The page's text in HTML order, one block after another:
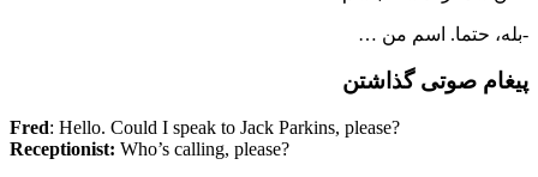
-بله، حتما. اسم من …
پیغام صوتی گذاشتن
Fred: Hello. Could I speak to Jack Parkins, please?
Receptionist: Who’s calling, please?